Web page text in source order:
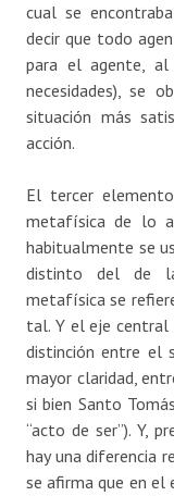
cual se
decir que todo
para el agente, al
necesidades), se
situación más
acción.
El tercer
metafísica de lo
habitualmente se
distinto del de
metafísica se
tal. Y el eje
distinción entre el
mayor claridad,
si bien Santo
“acto de ser”). Y,
hay una diferencia
se afirma que en